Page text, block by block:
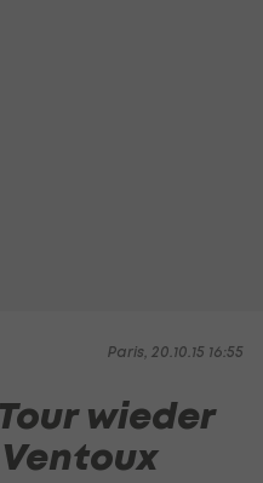
Paris, 20.10.15 16:55
wieder